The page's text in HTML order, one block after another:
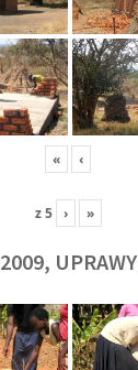
« ‹
z5 › »
2009, UPRAWY